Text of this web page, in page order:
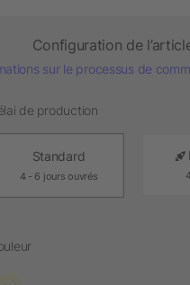
Configuration de
sur le processus de
de production
Standard
4 - 6 jours ouvrés